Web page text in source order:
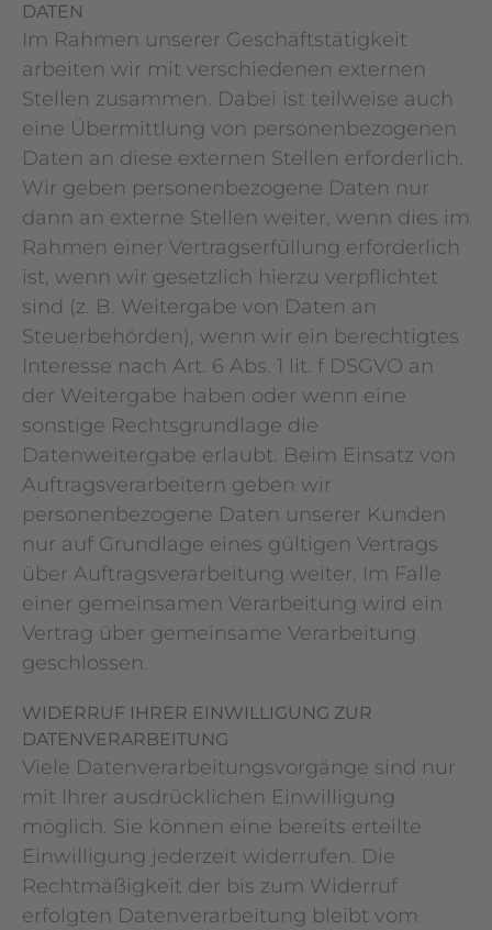
DATEN
Im Rahmen unserer Geschäftstätigkeit
arbeiten wir mit verschiedenen externen
Stellen zusammen. Dabei ist teilweise auch
eine Übermittlung von personenbezogenen
Daten an diese externen Stellen erforderlich.
Wir geben personenbezogene Daten nur
dann an externe Stellen weiter, wenn dies im
Rahmen einer Vertragserfüllung erforderlich
ist, wenn wir gesetzlich hierzu verpflichtet
sind (z. B. Weitergabe von Daten an
Steuerbehörden), wenn wir ein berechtigtes
Interesse nach Art. 6 Abs. 1 lit. f DSGVO an
der Weitergabe haben oder wenn eine
sonstige Rechtsgrundlage die
Datenweitergabe erlaubt. Beim Einsatz von
Auftragsverarbeitern geben wir
personenbezogene Daten unserer Kunden
nur auf Grundlage eines gültigen Vertrags
über Auftragsverarbeitung weiter. Im Falle
einer gemeinsamen Verarbeitung wird ein
Vertrag über gemeinsame Verarbeitung
geschlossen.
WIDERRUF IHRER EINWILLIGUNG ZUR
DATENVERARBEITUNG
Viele Datenverarbeitungsvorgänge sind nur
mit Ihrer ausdrücklichen Einwilligung
möglich. Sie können eine bereits erteilte
Einwilligung jederzeit widerrufen. Die
Rechtmäßigkeit der bis zum Widerruf
erfolgten Datenverarbeitung bleibt vom